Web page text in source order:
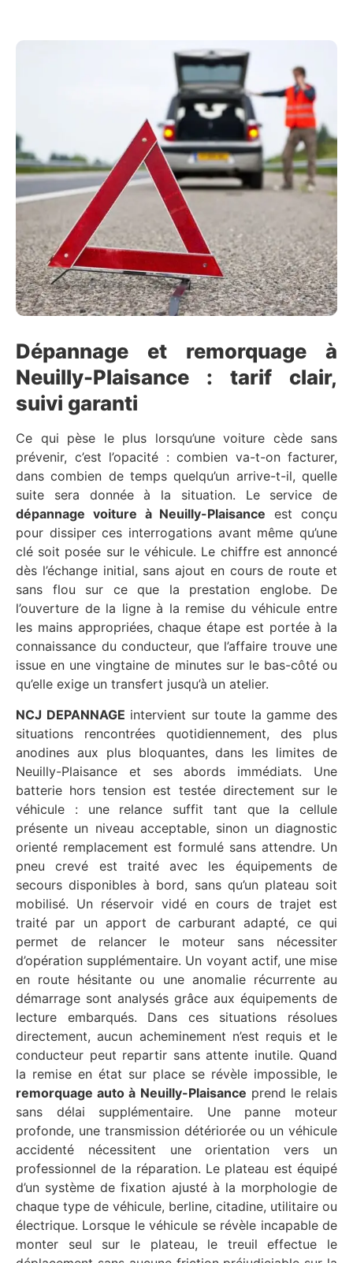
Dépannage et remorquage à
Neuilly-Plaisance : tarif clair,
suivi garanti
Ce qui pèse le plus lorsqu’une voiture cède sans
prévenir, c’est l’opacité : combien va-t-on facturer,
dans combien de temps quelqu’un arrive-t-il, quelle
suite sera donnée à la situation. Le service de
dépannage voiture à Neuilly-Plaisance est conçu
pour dissiper ces interrogations avant même qu’une
clé soit posée sur le véhicule. Le chiffre est annoncé
dès l’échange initial, sans ajout en cours de route et
sans flou sur ce que la prestation englobe. De
l’ouverture de la ligne à la remise du véhicule entre
les mains appropriées, chaque étape est portée à la
connaissance du conducteur, que l’affaire trouve une
issue en une vingtaine de minutes sur le bas-côté ou
qu’elle exige un transfert jusqu’à un atelier.
NCJ DEPANNAGE intervient sur toute la gamme des
situations rencontrées quotidiennement, des plus
anodines aux plus bloquantes, dans les limites de
Neuilly-Plaisance et ses abords immédiats. Une
batterie hors tension est testée directement sur le
véhicule : une relance suffit tant que la cellule
présente un niveau acceptable, sinon un diagnostic
orienté remplacement est formulé sans attendre. Un
pneu crevé est traité avec les équipements de
secours disponibles à bord, sans qu’un plateau soit
mobilisé. Un réservoir vidé en cours de trajet est
traité par un apport de carburant adapté, ce qui
permet de relancer le moteur sans nécessiter
d’opération supplémentaire. Un voyant actif, une mise
en route hésitante ou une anomalie récurrente au
démarrage sont analysés grâce aux équipements de
lecture embarqués. Dans ces situations résolues
directement, aucun acheminement n’est requis et le
conducteur peut repartir sans attente inutile. Quand
la remise en état sur place se révèle impossible, le
remorquage auto à Neuilly-Plaisance prend le relais
sans délai supplémentaire. Une panne moteur
profonde, une transmission détériorée ou un véhicule
accidenté nécessitent une orientation vers un
professionnel de la réparation. Le plateau est équipé
d’un système de fixation ajusté à la morphologie de
chaque type de véhicule, berline, citadine, utilitaire ou
électrique. Lorsque le véhicule se révèle incapable de
monter seul sur le plateau, le treuil effectue le